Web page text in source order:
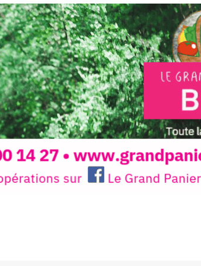
expo-installation temporaire vous livre une
raison de plus d’aller faire un tour dans la cité
médiévale du Brivadois cet été.
INTERVIEW